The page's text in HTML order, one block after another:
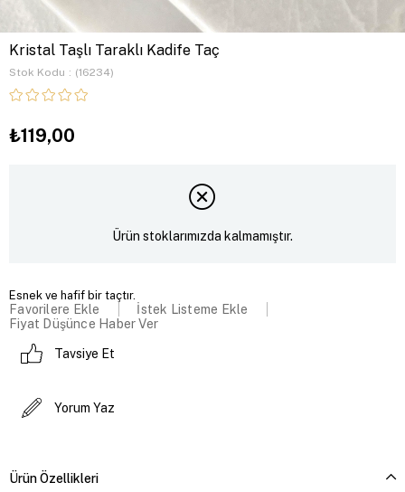
Kristal Taşlı Taraklı Kadife Taç
Stok Kodu (16234)
₺119,00
Ürün stoklarımızda kalmamıştır.
Esnek ve hafif bir taçtır.
Favorilere Ekle
İstek Listeme Ekle
Fiyat Düşünce Haber Ver
Tavsiye Et
Yorum Yaz
Ürün Özellikleri